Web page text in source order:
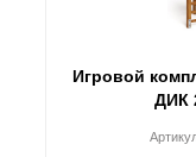
Игровой
ДИК